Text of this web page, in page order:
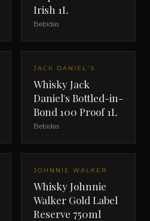
Irish 1L
Bebidas
JACK DANIEL'S
Whisky Jack
Daniel's Bottled-in-
Bond 100 Proof 1L
Bebidas
JOHNNIE WALKER
Whisky Johnnie
Walker Gold Label
Reserve 750ml